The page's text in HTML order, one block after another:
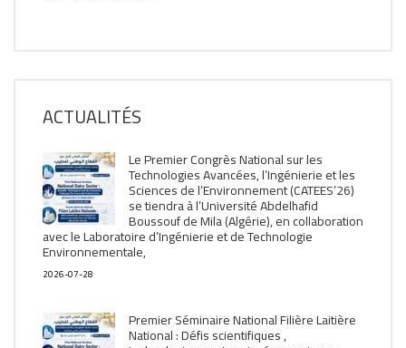
ACTUALITÉS
Le Premier Congrès National sur les
Technologies Avancées, l’Ingénierie et les
Sciences de l’Environnement (CATEES’26)
se tiendra à l’Université Abdelhafid
Boussouf de Mila (Algérie), en collaboration
avec le Laboratoire d’Ingénierie et de Technologie
Environnementale,
2026-07-28
Premier Séminaire National Filière Laitière
National : Défis scientifiques ,